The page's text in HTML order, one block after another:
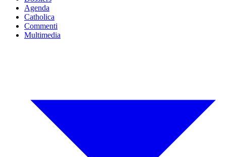
Agenda
Catholica
Commenti
Multimedia